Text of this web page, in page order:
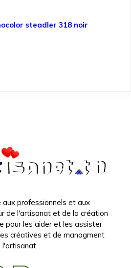
steadler 318 noir
professionnels et aux
de l'artisanat et de la création
pour les aider et les assister
créatives et de managment
l'artisanat.